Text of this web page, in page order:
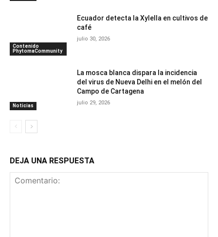
Contenido
PhytomaCommunity
Ecuador detecta la Xylella en cultivos de
café
julio 30, 2026
Noticias
La mosca blanca dispara la incidencia
del virus de Nueva Delhi en el melón del
Campo de Cartagena
julio 29, 2026
DEJA UNA RESPUESTA